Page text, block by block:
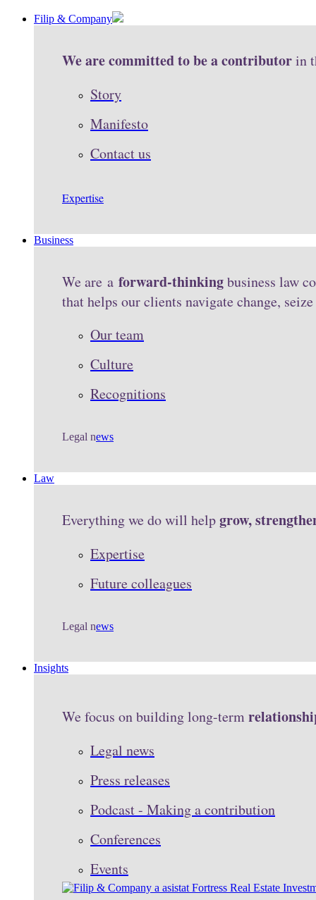
Filip & Company
We are committed to be a contributorin
Story
Manifesto
Contact us
Expertise
Business
We are a forward-thinkingbusiness law
that helps our clients navigate change,
Our team
Culture
Recognitions
Legal news
Law
Everything we do will helpgrow,
Expertise
Future colleagues
Legal news
Insights
We focus on building long-term
Legal news
Press releases
Podcast - Making a contribution
Conferences
Events